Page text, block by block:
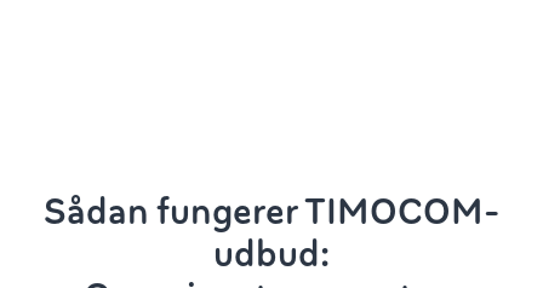
Sådan fungerer TIMOCOM-
udbud: